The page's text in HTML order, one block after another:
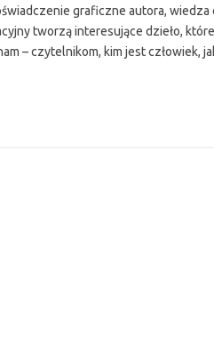
graficzne autora, wiedza
tworzą interesujące dzieło,
– czytelnikom, kim jest człowiek,